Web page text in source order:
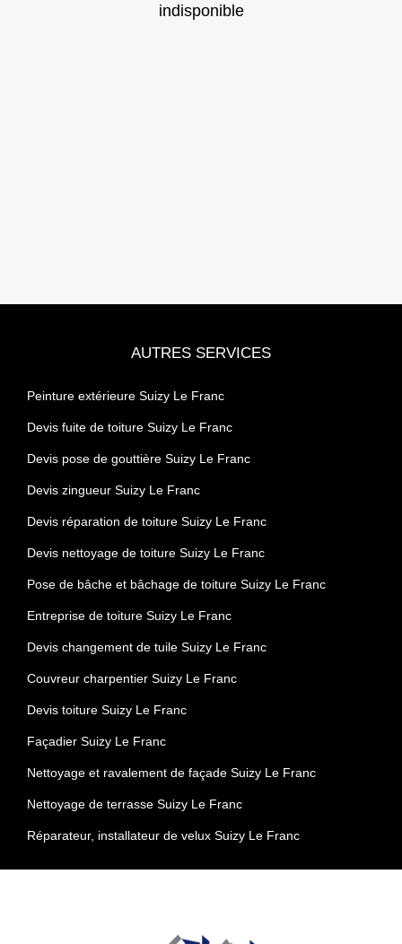
indisponible
AUTRES SERVICES
Peinture extérieure Suizy Le Franc
Devis fuite de toiture Suizy Le Franc
Devis pose de gouttière Suizy Le Franc
Devis zingueur Suizy Le Franc
Devis réparation de toiture Suizy Le Franc
Devis nettoyage de toiture Suizy Le Franc
Pose de bâche et bâchage de toiture Suizy Le Franc
Entreprise de toiture Suizy Le Franc
Devis changement de tuile Suizy Le Franc
Couvreur charpentier Suizy Le Franc
Devis toiture Suizy Le Franc
Façadier Suizy Le Franc
Nettoyage et ravalement de façade Suizy Le Franc
Nettoyage de terrasse Suizy Le Franc
Réparateur, installateur de velux Suizy Le Franc